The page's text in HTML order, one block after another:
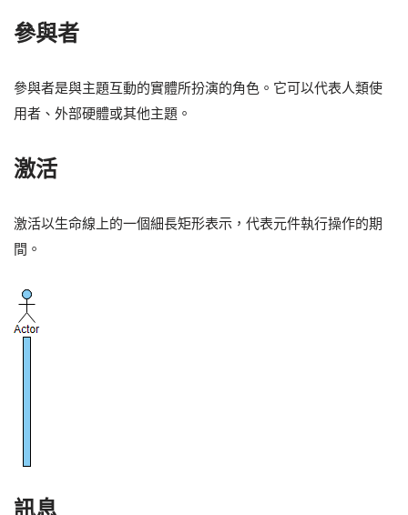
參與者
參與者是與主題互動的實體所扮演的角色。它可以代表人類使
用者、外部硬體或其他主題。
激活
激活以生命線上的一個細長矩形表示，代表元件執行操作的期
間。
訊息